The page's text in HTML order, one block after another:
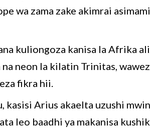
wa zama zake akimrai
kuliongoza kanisa la Afrika
neon la kilatin Trinitas,
fikra hii.
kasisi Arius akaelta uzushi
leo baadhi ya makanisa